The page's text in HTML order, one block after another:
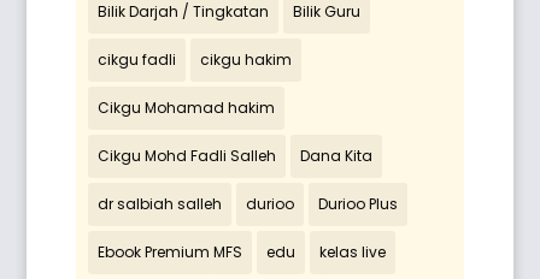
Bilik Darjah / Tingkatan Bilik Guru
cikgu fadli cikgu hakim
Cikgu Mohamad hakim
Cikgu Mohd Fadli Salleh Dana Kita
dr salbiah salleh durioo Durioo Plus
Ebook Premium MFS edu kelas live